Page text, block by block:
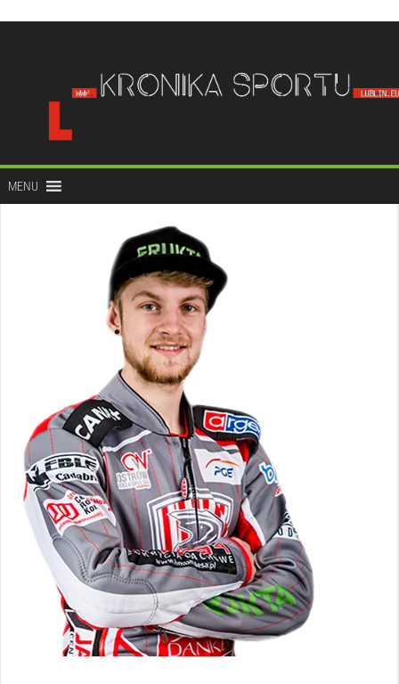
treści
MENU